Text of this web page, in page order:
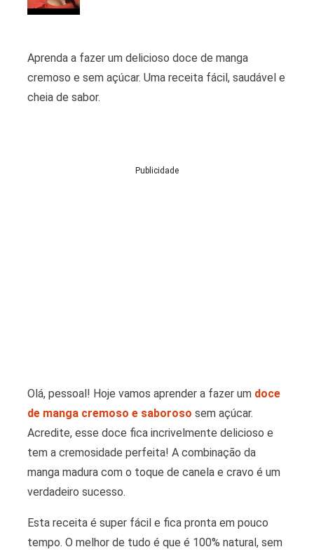
Aprenda a fazer um delicioso doce de manga
cremoso e sem açúcar. Uma receita fácil, saudável e
cheia de sabor.
Publicidade
Olá, pessoal! Hoje vamos aprender a fazer um doce
de manga cremoso e saboroso sem açúcar.
Acredite, esse doce fica incrivelmente delicioso e
tem a cremosidade perfeita! A combinação da
manga madura com o toque de canela e cravo é um
verdadeiro sucesso.
Esta receita é super fácil e fica pronta em pouco
tempo. O melhor de tudo é que é 100% natural, sem